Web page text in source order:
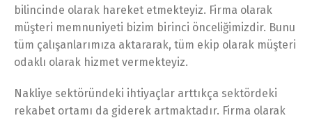
bilincinde olarak hareket etmekteyiz. Firma olarak
müşteri memnuniyeti bizim birinci önceliğimizdir. Bunu
tüm çalışanlarımıza aktararak, tüm ekip olarak müşteri
odaklı olarak hizmet vermekteyiz.
Nakliye sektöründeki ihtiyaçlar arttıkça sektördeki
rekabet ortamı da giderek artmaktadır. Firma olarak